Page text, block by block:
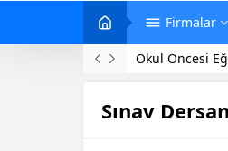
Firmalar
Evinde Ölü
Sınav